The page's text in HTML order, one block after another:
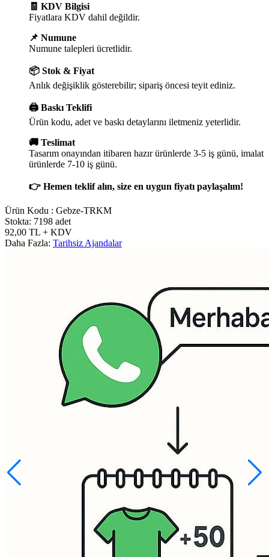
🧾 KDV Bilgisi
Fiyatlara KDV dahil değildir.
📌 Numune
Numune talepleri ücretlidir.
📦 Stok & Fiyat
Anlık değişiklik gösterebilir; sipariş öncesi teyit ediniz.
🖨️ Baskı Teklifi
Ürün kodu, adet ve baskı detaylarını iletmeniz yeterlidir.
🚚 Teslimat
Tasarım onayından itibaren hazır ürünlerde 3-5 iş günü, imalat
ürünlerde 7-10 iş günü.
👉 Hemen teklif alın, size en uygun fiyatı paylaşalım!
Ürün Kodu : Gebze-TRKM
Stokta: 7198 adet
92,00 TL + KDV
Daha Fazla: Tarihsiz Ajandalar